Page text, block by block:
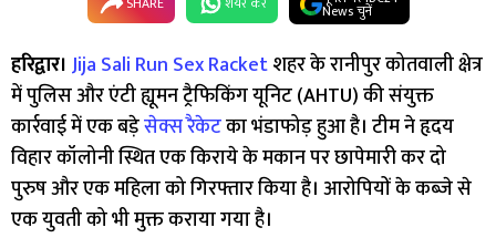
News चुनें
हरिद्वार। Jija Sali Run Sex Racketशहर के रानीपुर कोतवाली क्षेत्र
में पुलिस और एंटी ह्यूमन ट्रैफिकिंग यूनिट (AHTU) की संयुक्त
कार्रवाई में एक बड़ेसेक्स रैकेटका भंडाफोड़ हुआ है। टीम ने हृदय
विहार कॉलोनी स्थित एक किराये के मकान पर छापेमारी कर दो
पुरुष और एक महिला को गिरफ्तार किया है। आरोपियों के कब्जे से
एक युवती को भी मुक्त कराया गया है।